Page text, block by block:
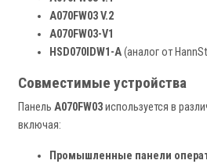
A070FW03 V.2
A070FW03-V1
HSD070IDW1-A(аналог от
Совместимые устройства
Панель A070FW03используется в
включая:
Промышленные панели